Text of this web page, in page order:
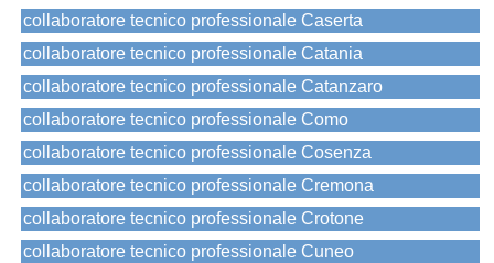
collaboratore tecnico professionale Caserta
collaboratore tecnico professionale Catania
collaboratore tecnico professionale Catanzaro
collaboratore tecnico professionale Como
collaboratore tecnico professionale Cosenza
collaboratore tecnico professionale Cremona
collaboratore tecnico professionale Crotone
collaboratore tecnico professionale Cuneo